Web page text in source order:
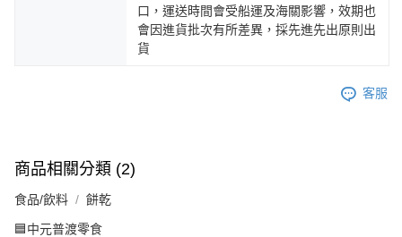
口，運送時間會受船運及海關影響，效期也
會因進貨批次有所差異，採先進先出原則出
貨
客服
商品相關分類 (2)
食品/飲料 餅乾
🟦中元普渡零食